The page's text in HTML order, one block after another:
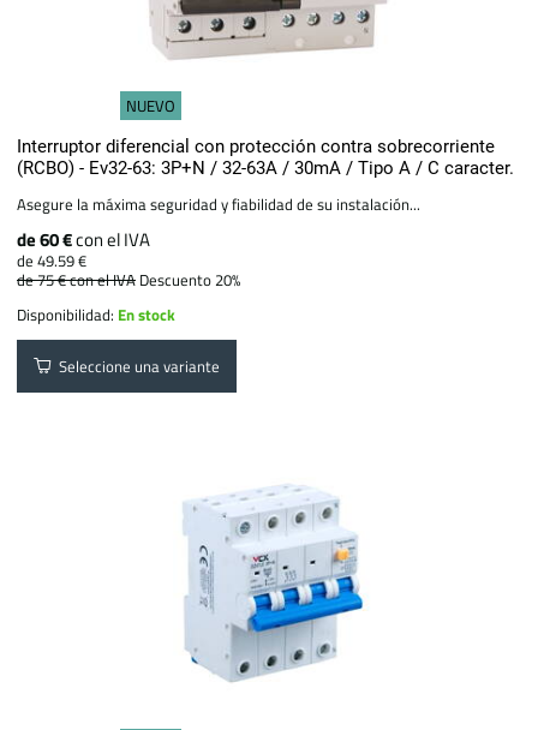
NUEVO
Interruptor diferencial con protección contra sobrecorriente
(RCBO) - Ev32-63: 3P+N / 32-63A / 30mA / Tipo A / C caracter.
Asegure la máxima seguridad y fiabilidad de su instalación...
de 60 €con el IVA
de 49.59 €
de 75 €con el IVA Descuento 20%
Disponibilidad: En stock
Seleccione una variante